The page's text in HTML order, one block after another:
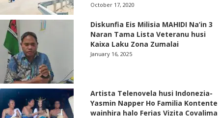
October 17, 2020
Diskunfia Eis Milisia MAHIDI Na’in 3
Naran Tama Lista Veteranu husi
Kaixa Laku Zona Zumalai
January 16, 2025
Artista Telenovela husi Indonezia-
Yasmin Napper Ho Familia Kontente
wainhira halo Ferias Vizita Covalima